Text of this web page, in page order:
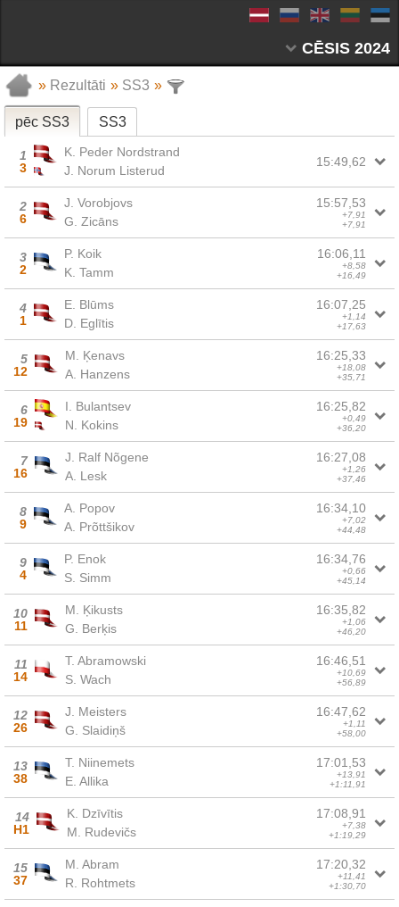
CĒSIS 2024
» Rezultāti » SS3 »
pēc SS3 SS3
1
3
K. Peder Nordstrand
J. Norum Listerud
15:49,62
2
6
J. Vorobjovs
G. Zicāns
15:57,53
+7,91
+7,91
3
2
P. Koik
K. Tamm
16:06,11
+8,58
+16,49
4
1
E. Blūms
D. Eglītis
16:07,25
+1,14
+17,63
5
12
M. Ķenavs
A. Hanzens
16:25,33
+18,08
+35,71
6
19
I. Bulantsev
N. Kokins
16:25,82
+0,49
+36,20
7
16
J. Ralf Nõgene
A. Lesk
16:27,08
+1,26
+37,46
8
9
A. Popov
A. Prõttšikov
16:34,10
+7,02
+44,48
9
4
P. Enok
S. Simm
16:34,76
+0,66
+45,14
10
11
M. Ķikusts
G. Berķis
16:35,82
+1,06
+46,20
11
14
T. Abramowski
S. Wach
16:46,51
+10,69
+56,89
12
26
J. Meisters
G. Slaidiņš
16:47,62
+1,11
+58,00
13
38
T. Niinemets
E. Allika
17:01,53
+13,91
+1:11,91
14
H1
K. Dzīvītis
M. Rudevičs
17:08,91
+7,38
+1:19,29
15
37
M. Abram
R. Rohtmets
17:20,32
+11,41
+1:30,70